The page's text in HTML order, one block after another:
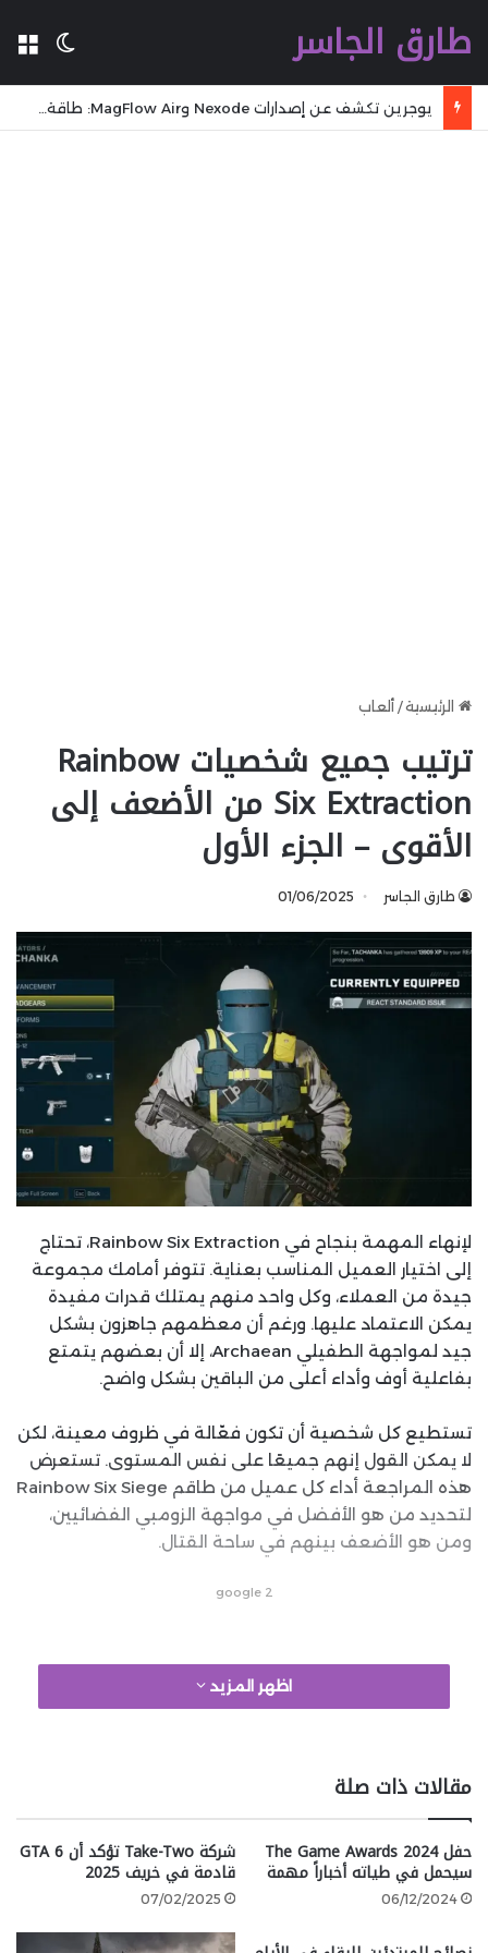
طارق الجاسر
الرئيسية/ ألعاب
ترتيب جميع شخصيات Rainbow
Six Extraction من الأضعف إلى
الأقوى – الجزء الأول
طارق الجاسر 01/06/2025
لإنهاء المهمة بنجاح في Rainbow Six Extraction، تحتاج
إلى اختيار العميل المناسب بعناية. تتوفر أمامك مجموعة
جيدة من العملاء، وكل واحد منهم يمتلك قدرات مفيدة
يمكن الاعتماد عليها. ورغم أن معظمهم جاهزون بشكل
جيد لمواجهة الطفيلي Archaean، إلا أن بعضهم يتمتع
بفاعلية أوف وأداء أعلى من الباقين بشكل واضح.
تستطيع كل شخصية أن تكون فعّالة في ظروف معينة، لكن
لا يمكن القول إنهم جميعًا على نفس المستوى. تستعرض
هذه المراجعة أداء كل عميل من طاقم Rainbow Six Siege
لتحديد من هو الأفضل في مواجهة الزومبي الفضائيين،
ومن هو الأضعف بينهم في ساحة القتال.
google 2
اظهر المزيد
مقالات ذات صلة
حفل The Game Awards 2024
سيحمل في طياته أخباراً مهمة
06/12/2024
شركة Take-Two تؤكد أن GTA 6
قادمة في خريف 2025
07/02/2025